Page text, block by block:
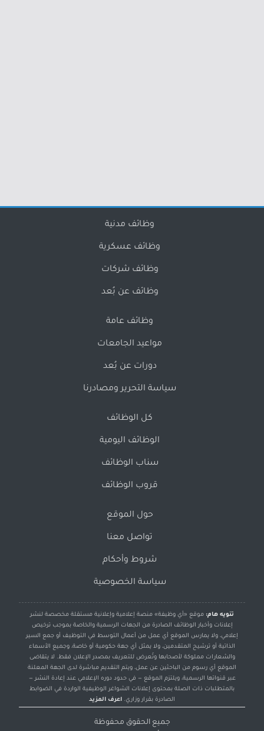
وظائف مدنية
وظائف عسكرية
وظائف شركات
وظائف عن بُعد
وظائف عامة
مواعيد الجامعات
دورات عن بُعد
سياسة التحرير ومصادرنا
كل الوظائف
الوظائف اليومية
سناب الوظائف
قروب الوظائف
حول الموقع
تواصل معنا
شروط وأحكام
سياسة الخصوصية
تنويه هام: موقع «أي وظيفة» منصة إعلامية وإعلانية مستقلة مخصصة لنشر
إعلانات وأخبار الوظائف الصادرة من الجهات الرسمية والخاصة بموجب ترخيص
إعلامي، ولا يمارس الموقع أي عمل من أعمال التوسط في التوظيف أو جمع السير
الذاتية أو ترشيح المتقدمين، ولا يمثل أي جهة حكومية أو خاصة، وجميع الأسماء
والشعارات مملوكة لأصحابها وتُعرض للتعريف بمصدر الإعلان فقط. لا يتقاضى
الموقع أي رسوم من الباحثين عن عمل، ويتم التقديم مباشرة لدى الجهة المعلنة
عبر قنواتها الرسمية، ويلتزم الموقع — في حدود دوره الإعلامي عند إعادة النشر —
بالمتطلبات ذات الصلة بمحتوى إعلانات الشواغر الوظيفية الواردة في الضوابط
الصادرة بقرار وزاري. اعرف المزيد
جميع الحقوق محفوظة